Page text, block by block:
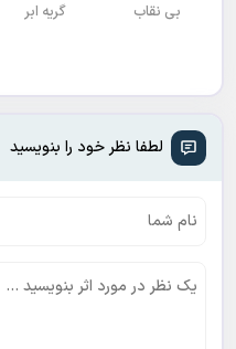
بی نقاب گریه ابر
لطفا نظر خود را بنویسید